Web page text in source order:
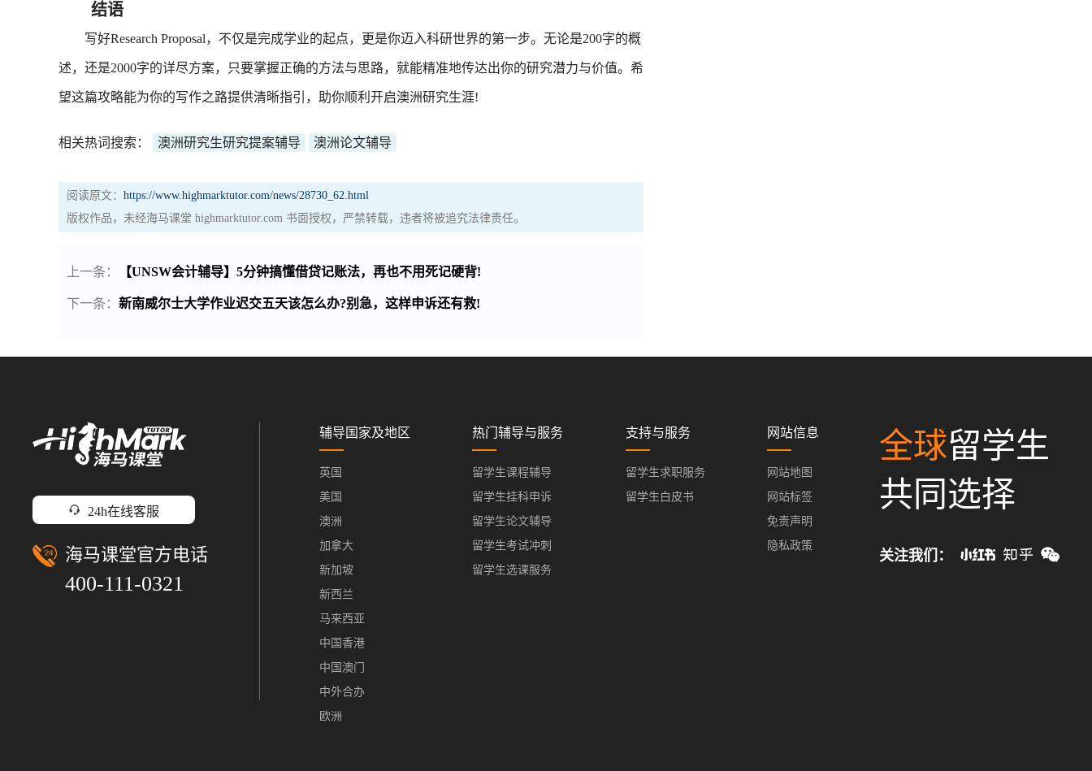
结语
写好Research Proposal，不仅是完成学业的起点，更是你迈入科研世界的第一步。无论是200字的概
述，还是2000字的详尽方案，只要掌握正确的方法与思路，就能精准地传达出你的研究潜力与价值。希
望这篇攻略能为你的写作之路提供清晰指引，助你顺利开启澳洲研究生涯!
相关热词搜索： 澳洲研究生研究提案辅导 澳洲论文辅导
阅读原文： https://www.highmarktutor.com/news/28730_62.html
版权作品，未经海马课堂 highmarktutor.com 书面授权，严禁转载，违者将被追究法律责任。
上一条： 【UNSW会计辅导】5分钟搞懂借贷记账法，再也不用死记硬背!
下一条： 新南威尔士大学作业迟交五天该怎么办?别急，这样申诉还有救!
24h在线客服
海马课堂官方电话
400-111-0321
辅导国家及地区
英国
美国
澳洲
加拿大
新加坡
新西兰
马来西亚
中国香港
中国澳门
中外合办
欧洲
热门辅导与服务
留学生课程辅导
留学生挂科申诉
留学生论文辅导
留学生考试冲刺
留学生选课服务
支持与服务
留学生求职服务
留学生白皮书
网站信息
网站地图
网站标签
免责声明
隐私政策
全球留学生
共同选择
关注我们：